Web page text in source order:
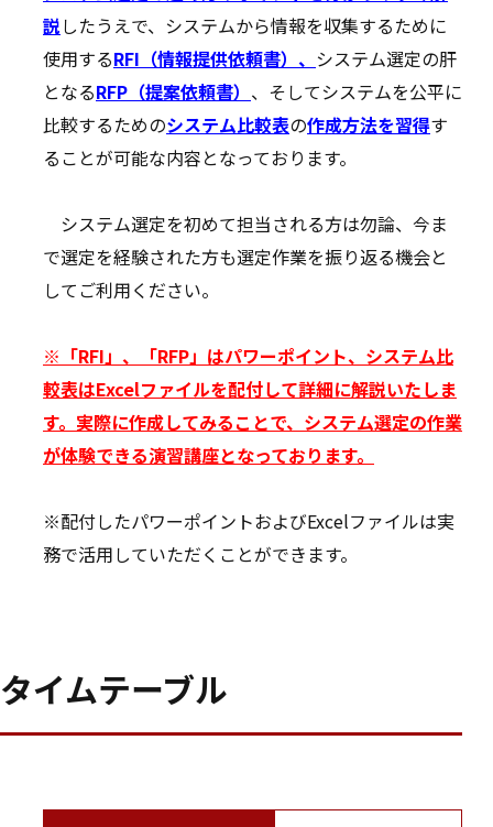
説したうえで、システムから情報を収集するために
使用するRFI（情報提供依頼書）、 システム選定の肝
となるRFP（提案依頼書） 、そしてシステムを公平に
比較するためのシステム比較表の作成方法を習得す
ることが可能な内容となっております。
システム選定を初めて担当される方は勿論、今ま
で選定を経験された方も選定作業を振り返る機会と
してご利用ください。
※ 「RFI」、「RFP」はパワーポイント、システム比
較表はExcelファイルを配付して詳細に解説いたしま
す。実際に作成してみることで、システム選定の作業
が体験できる演習講座となっております。
※配付したパワーポイントおよびExcelファイルは実
務で活用していただくことができます。
タイムテーブル